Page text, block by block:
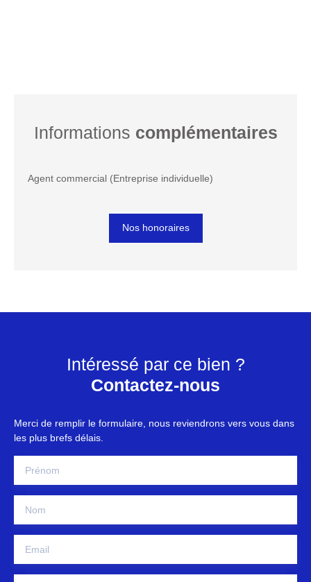
Informations complémentaires
Agent commercial (Entreprise individuelle)
Nos honoraires
Intéressé par ce bien ?
Contactez-nous
Merci de remplir le formulaire, nous reviendrons vers vous dans
les plus brefs délais.
Prénom
Nom
Email